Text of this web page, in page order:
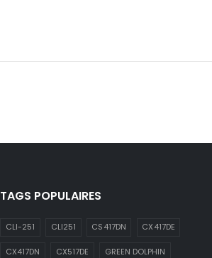
TAGS POPULAIRES
CLI-251 CLI251 CS417DN CX417DE
CX417DN CX517DE GREEN DOLPHIN